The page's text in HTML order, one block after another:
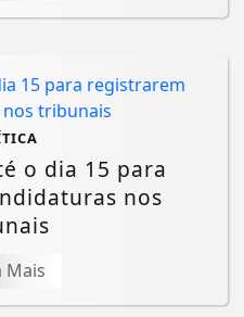
o dia 15 para
nos
Mais